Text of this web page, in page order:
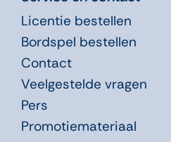
Licentie bestellen
Bordspel bestellen
Contact
Veelgestelde vragen
Pers
Promotiemateriaal